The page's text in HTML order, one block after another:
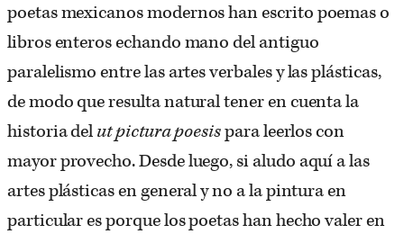
poetas mexicanos modernos han escrito poemas o
libros enteros echando mano del antiguo
paralelismo entre las artes verbales y las plásticas,
de modo que resulta natural tener en cuenta la
historia delut pictura poesispara leerlos con
mayor provecho. Desde luego, si aludo aquí a las
artes plásticas en general y no a la pintura en
particular es porque los poetas han hecho valer en